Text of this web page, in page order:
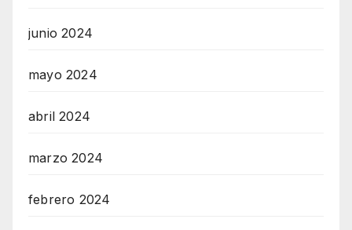
junio 2024
mayo 2024
abril 2024
marzo 2024
febrero 2024